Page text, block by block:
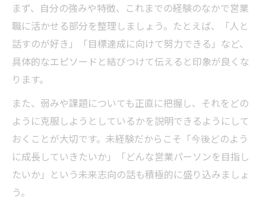
まず、自分の強みや特徴、これまでの経験のなかで営業
職に活かせる部分を整理しましょう。たとえば、「人と
話すのが好き」「目標達成に向けて努力できる」など、
具体的なエピソードと結びつけて伝えると印象が良くな
ります。
また、弱みや課題についても正直に把握し、それをどの
ように克服しようとしているかを説明できるようにして
おくことが大切です。未経験だからこそ「今後どのよう
に成長していきたいか」「どんな営業パーソンを目指し
たいか」という未来志向の話も積極的に盛り込みましょ
う。